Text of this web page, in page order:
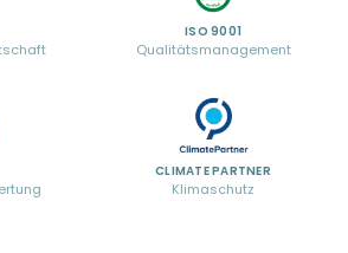
ISO 9001
Qualitätsmanagement
CLIMATE PARTNER
Klimaschutz